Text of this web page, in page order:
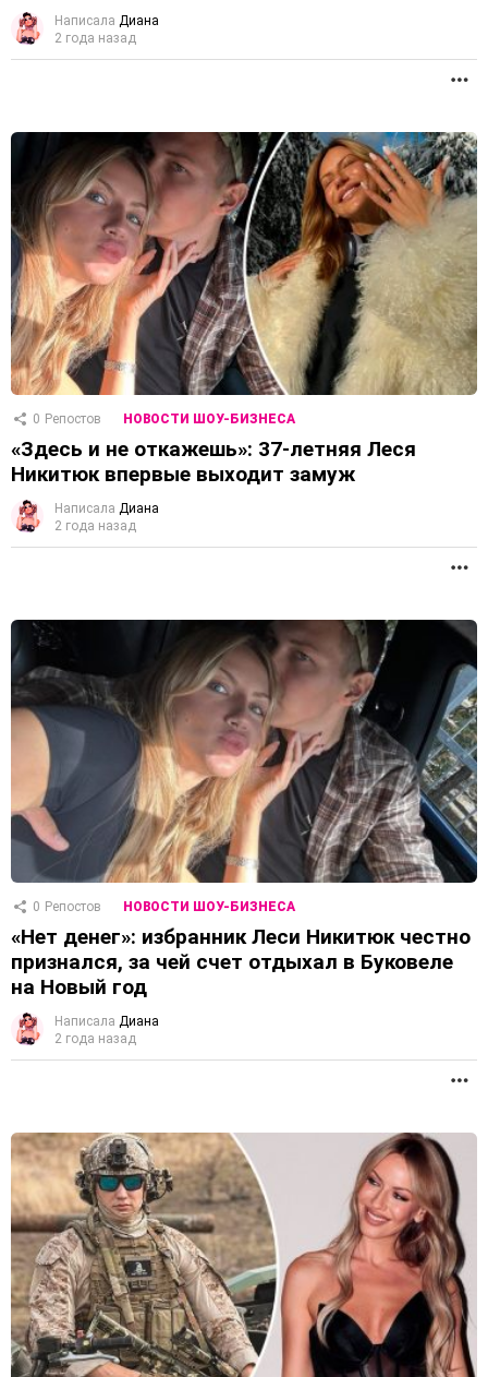
Написала Диана
2 года назад
0 Репостов НОВОСТИ ШОУ-БИЗНЕСА
«Здесь и не откажешь»: 37-летняя Леся
Никитюк впервые выходит замуж
Написала Диана
2 года назад
0 Репостов НОВОСТИ ШОУ-БИЗНЕСА
«Нет денег»: избранник Леси Никитюк честно
признался, за чей счет отдыхал в Буковеле
на Новый год
Написала Диана
2 года назад